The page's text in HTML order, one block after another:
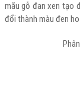
mãu gỗ đan xen tạo
đổi thành màu đen